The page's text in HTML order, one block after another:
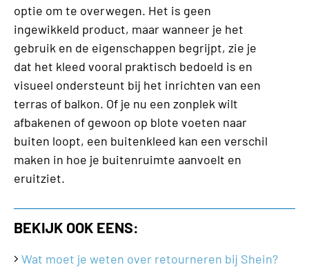
optie om te overwegen. Het is geen
ingewikkeld product, maar wanneer je het
gebruik en de eigenschappen begrijpt, zie je
dat het kleed vooral praktisch bedoeld is en
visueel ondersteunt bij het inrichten van een
terras of balkon. Of je nu een zonplek wilt
afbakenen of gewoon op blote voeten naar
buiten loopt, een buitenkleed kan een verschil
maken in hoe je buitenruimte aanvoelt en
eruitziet.
BEKIJK OOK EENS:
Wat moet je weten over retourneren bij Shein?